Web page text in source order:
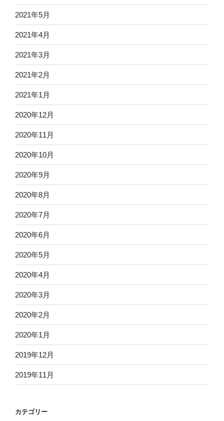
2021年5月
2021年4月
2021年3月
2021年2月
2021年1月
2020年12月
2020年11月
2020年10月
2020年9月
2020年8月
2020年7月
2020年6月
2020年5月
2020年4月
2020年3月
2020年2月
2020年1月
2019年12月
2019年11月
カテゴリー